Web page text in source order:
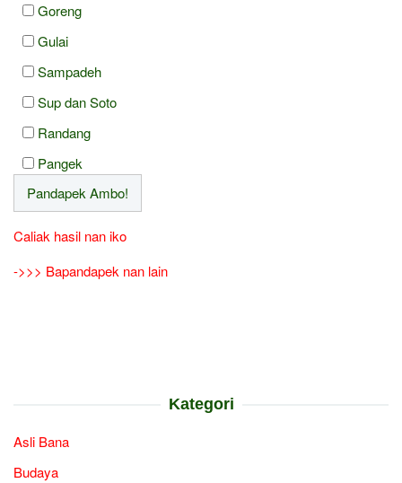
Goreng
Gulai
Sampadeh
Sup dan Soto
Randang
Pangek
Caliak hasil nan iko
->>> Bapandapek nan lain
Kategori
Asli Bana
Budaya